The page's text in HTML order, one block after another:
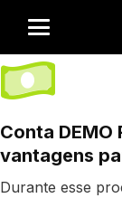
Conta DEMO
vantagens
Durante esse